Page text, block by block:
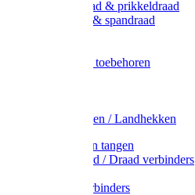
Metaal draad & prikkeldraad
Binddraad & spandraad
Afrasternet toebehoren
Weidehekken / Landhekken
Spanners en tangen
Lint / Koord / Draad verbinders
Litzclip verbinders